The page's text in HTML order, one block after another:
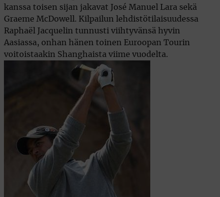
kanssa toisen sijan jakavat José Manuel Lara sekä
Graeme McDowell. Kilpailun lehdistötilaisuudessa
Raphaël Jacquelin tunnusti viihtyvänsä hyvin
Aasiassa, onhan hänen toinen Euroopan Tourin
voitoistaakin Shanghaista viime vuodelta.